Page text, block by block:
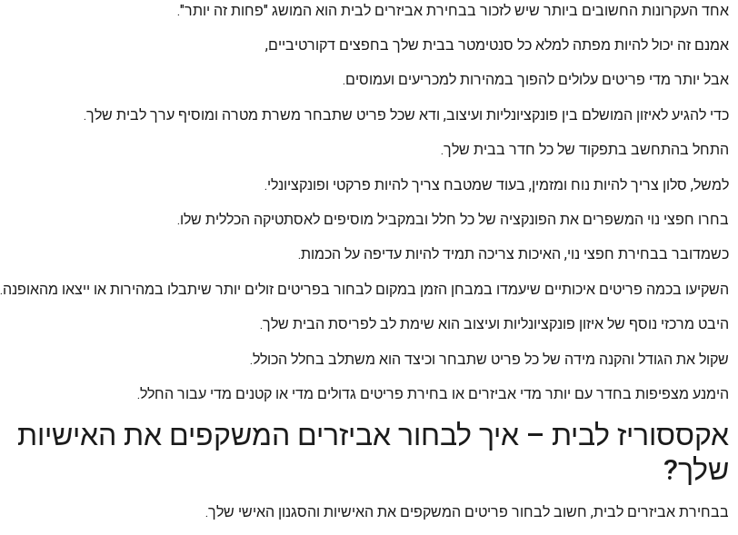
אחד העקרונות החשובים ביותר שיש לזכור בבחירת אביזרים לבית הוא המושג "פחות זה יותר".
אמנם זה יכול להיות מפתה למלא כל סנטימטר בבית שלך בחפצים דקורטיביים,
אבל יותר מדי פריטים עלולים להפוך במהירות למכריעים ועמוסים.
כדי להגיע לאיזון המושלם בין פונקציונליות ועיצוב, ודא שכל פריט שתבחר משרת מטרה ומוסיף ערך לבית שלך.
התחל בהתחשב בתפקוד של כל חדר בבית שלך.
למשל, סלון צריך להיות נוח ומזמין, בעוד שמטבח צריך להיות פרקטי ופונקציונלי.
בחרו חפצי נוי המשפרים את הפונקציה של כל חלל ובמקביל מוסיפים לאסתטיקה הכללית שלו.
כשמדובר בבחירת חפצי נוי, האיכות צריכה תמיד להיות עדיפה על הכמות.
השקיעו בכמה פריטים איכותיים שיעמדו במבחן הזמן במקום לבחור בפריטים זולים יותר שיתבלו במהירות או ייצאו מהאופנה.
היבט מרכזי נוסף של איזון פונקציונליות ועיצוב הוא שימת לב לפריסת הבית שלך.
שקול את הגודל והקנה מידה של כל פריט שתבחר וכיצד הוא משתלב בחלל הכולל.
הימנע מצפיפות בחדר עם יותר מדי אביזרים או בחירת פריטים גדולים מדי או קטנים מדי עבור החלל.
אקססוריז לבית – איך לבחור אביזרים המשקפים את האישיות
שלך?
בבחירת אביזרים לבית, חשוב לבחור פריטים המשקפים את האישיות והסגנון האישי שלך.